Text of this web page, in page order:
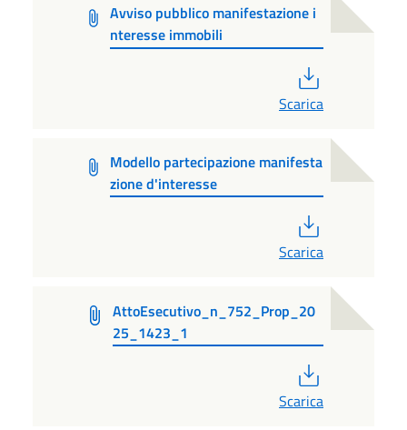
Avviso pubblico manifestazione i
nteresse immobili
Scarica
Modello partecipazione manifesta
zione d'interesse
Scarica
AttoEsecutivo_n_752_Prop_20
25_1423_1
Scarica